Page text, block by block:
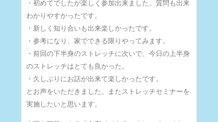
・初めてでしたが楽しく参加出来ました。質問も出来
わかりやすかったです。
・新しく知り合いも出来楽しかったです。
・参考になり、家でできる限りやってみます。
・前回の下半身のストレッチに次いで、今日の上半身
のストレッチはとても良かった。
・久しぶりにお話が出来て楽しかったです。
とお声をいただきました。またストレッチセミナーを
実施したいと思います。